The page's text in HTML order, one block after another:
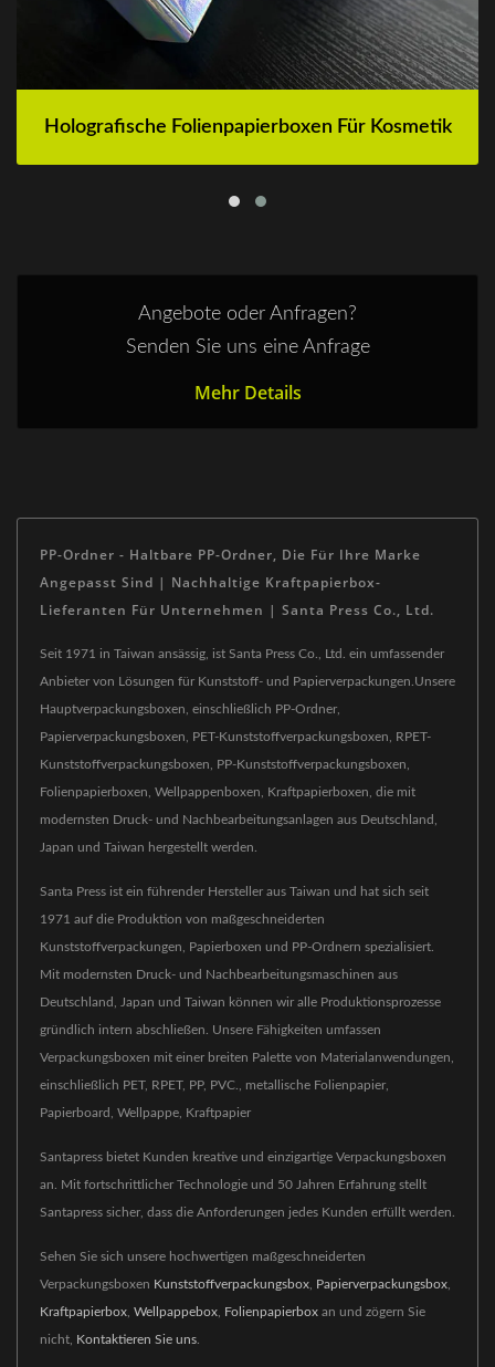
Holografische Folienpapierboxen Für Kosmetik
Angebote oder Anfragen?
Senden Sie uns eine Anfrage
Mehr Details
PP-Ordner - Haltbare PP-Ordner, Die Für Ihre Marke
Angepasst Sind | Nachhaltige Kraftpapierbox-
Lieferanten Für Unternehmen | Santa Press Co., Ltd.
Seit 1971 in Taiwan ansässig, ist Santa Press Co., Ltd. ein umfassender
Anbieter von Lösungen für Kunststoff- und Papierverpackungen.Unsere
Hauptverpackungsboxen, einschließlich PP-Ordner,
Papierverpackungsboxen, PET-Kunststoffverpackungsboxen, RPET-
Kunststoffverpackungsboxen, PP-Kunststoffverpackungsboxen,
Folienpapierboxen, Wellpappenboxen, Kraftpapierboxen, die mit
modernsten Druck- und Nachbearbeitungsanlagen aus Deutschland,
Japan und Taiwan hergestellt werden.
Santa Press ist ein führender Hersteller aus Taiwan und hat sich seit
1971 auf die Produktion von maßgeschneiderten
Kunststoffverpackungen, Papierboxen und PP-Ordnern spezialisiert.
Mit modernsten Druck- und Nachbearbeitungsmaschinen aus
Deutschland, Japan und Taiwan können wir alle Produktionsprozesse
gründlich intern abschließen. Unsere Fähigkeiten umfassen
Verpackungsboxen mit einer breiten Palette von Materialanwendungen,
einschließlich PET, RPET, PP, PVC., metallische Folienpapier,
Papierboard, Wellpappe, Kraftpapier
Santapress bietet Kunden kreative und einzigartige Verpackungsboxen
an. Mit fortschrittlicher Technologie und 50 Jahren Erfahrung stellt
Santapress sicher, dass die Anforderungen jedes Kunden erfüllt werden.
Sehen Sie sich unsere hochwertigen maßgeschneiderten
Verpackungsboxen Kunststoffverpackungsbox Papierverpackungsbox
Kraftpapierbox Wellpappebox Folienpapierbox an und zögern Sie
nicht, Kontaktieren Sie uns